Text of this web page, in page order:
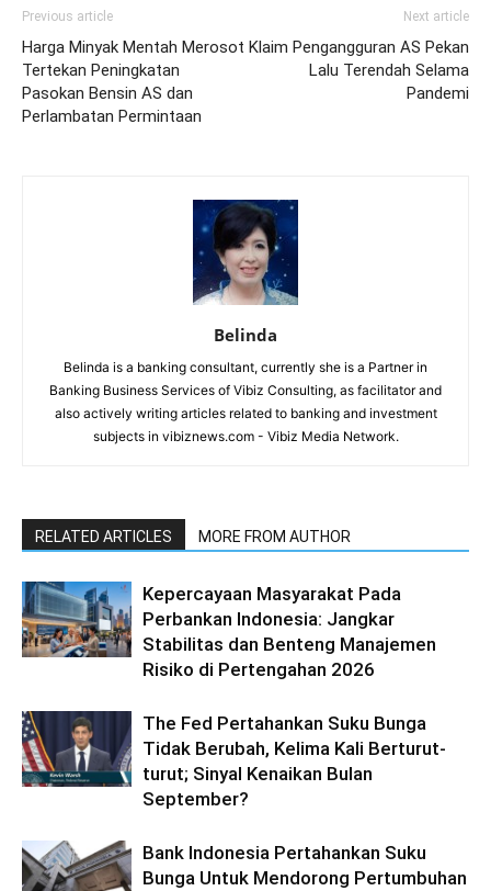
Previous article
Harga Minyak Mentah Merosot
Tertekan Peningkatan
Pasokan Bensin AS dan
Perlambatan Permintaan
Next article
Klaim Pengangguran AS Pekan
Lalu Terendah Selama
Pandemi
Belinda
Belinda is a banking consultant, currently she is a Partner in
Banking Business Services of Vibiz Consulting, as facilitator and
also actively writing articles related to banking and investment
subjects in vibiznews.com - Vibiz Media Network.
RELATED ARTICLES MORE FROM AUTHOR
Kepercayaan Masyarakat Pada
Perbankan Indonesia: Jangkar
Stabilitas dan Benteng Manajemen
Risiko di Pertengahan 2026
The Fed Pertahankan Suku Bunga
Tidak Berubah, Kelima Kali Berturut-
turut; Sinyal Kenaikan Bulan
September?
Bank Indonesia Pertahankan Suku
Bunga Untuk Mendorong Pertumbuhan